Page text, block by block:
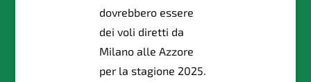
dovrebbero essere
dei voli diretti da
Milano alle Azzore
per la stagione 2025.